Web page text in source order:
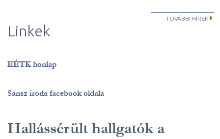
TOVÁBBI HÍREK
Linkek
EÉTK honlap
Sansz iroda facebook oldala
Hallássérült hallgatók a